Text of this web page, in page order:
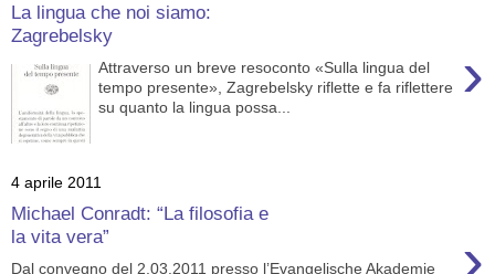
La lingua che noi siamo:
Zagrebelsky
›
Attraverso un breve resoconto «Sulla lingua del
tempo presente», Zagrebelsky riflette e fa riflettere
su quanto la lingua possa...
4 aprile 2011
Michael Conradt: “La filosofia e
la vita vera”
Dal convegno del 2.03.2011 presso l’Evangelische Akademie